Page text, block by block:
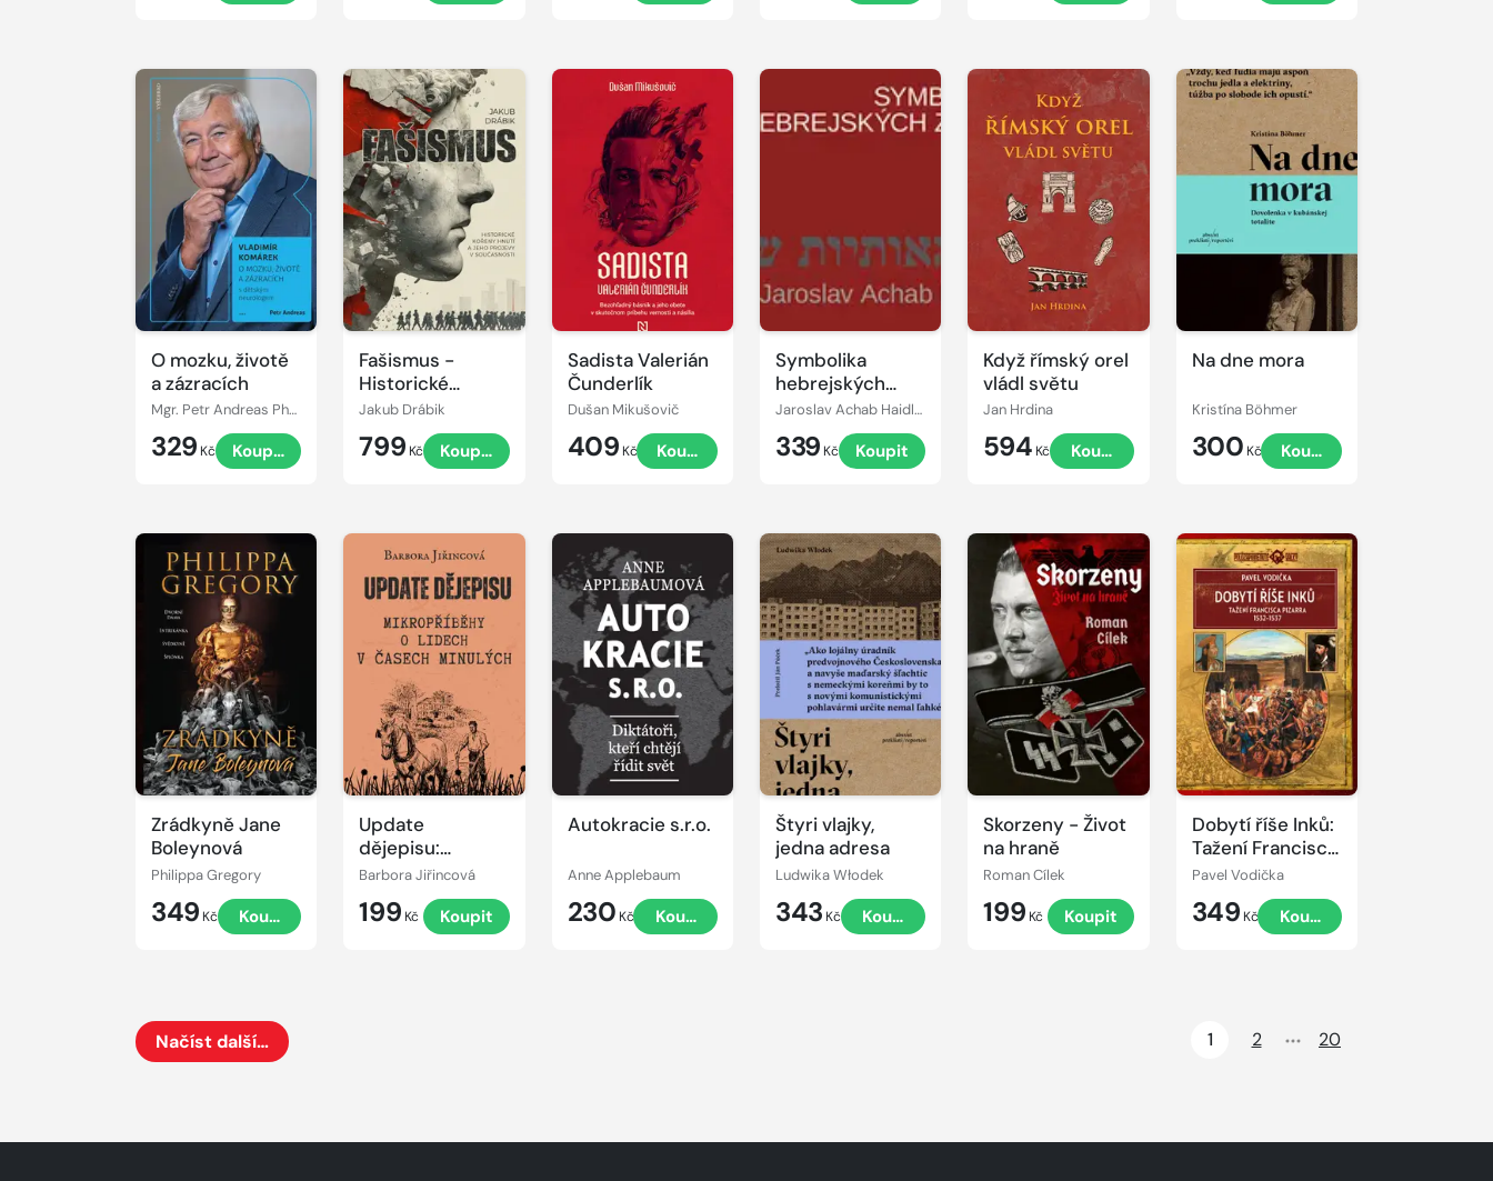
O mozku, životě
a zázracích
Mgr. Petr Andreas PhD., prof. Vladimír Komárek
329 Kč Koupit
Fašismus -
Historické
kořeny hnutí a
jeho projevy v
současnosti
Jakub Drábik
799 Kč Koupit
Sadista Valerián
Čunderlík
Dušan Mikušovič
409 Kč Koupit
Symbolika
hebrejských
znaků
Jaroslav Achab Haidler
339 Kč Koupit
Když římský orel
vládl světu
Jan Hrdina
594 Kč Koupit
Na dne mora
Kristína Böhmer
300 Kč Koupit
Zrádkyně Jane
Boleynová
Philippa Gregory
349 Kč Koupit
Update
dějepisu:
Mikropříběhy o
lidech v časech
minulých
Barbora Jiřincová
199 Kč Koupit
Autokracie s.r.o.
Anne Applebaum
230 Kč Koupit
Štyri vlajky,
jedna adresa
Ludwika Włodek
343 Kč Koupit
Skorzeny - Život
na hraně
Roman Cílek
199 Kč Koupit
Dobytí říše Inků:
Tažení Francisca
Pizarra v letech
1532–1537
Pavel Vodička
349 Kč Koupit
Načíst další…
1 2 20